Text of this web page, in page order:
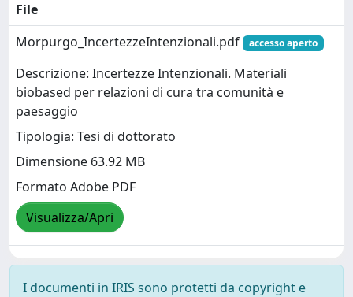
File
Morpurgo_IncertezzeIntenzionali.pdf
accesso aperto
Descrizione: Incertezze Intenzionali. Materiali
biobased per relazioni di cura tra comunità e
paesaggio
Tipologia: Tesi di dottorato
Dimensione 63.92 MB
Formato Adobe PDF
Visualizza/Apri
I documenti in IRIS sono protetti da copyright e